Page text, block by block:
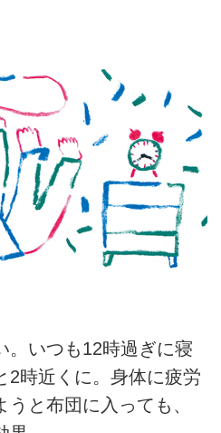
。いつも12時過ぎに寝
2時近くに。身体に疲労
と布団に入っても、